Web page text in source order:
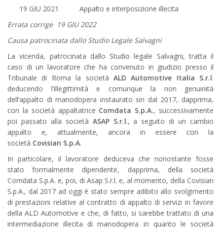
19 GIU 2021
Appalto e interposizione illecita
Errata corrige 19 GIU 2022
Causa patrocinata dallo Studio Legale Salvagni
La vicenda, patrocinata dallo Studio legale Salvagni, tratta il
caso di un lavoratore che ha convenuto in giudizio presso il
Tribunale di Roma la società ALD Automotive Italia S.r.l.
deducendo l’illegittimità e comunque la non genuinità
dell’appalto di manodopera instaurato sin dal 2017, dapprima,
con la società appaltatrice Comdata S.p.A., successivamente
poi passato alla società ASAP S.r.l., a seguito di un cambio
appalto e, attualmente, ancora in essere con la
società Covisian S.p.A.
In particolare, il lavoratore deduceva che nonostante fosse
stato formalmente dipendente, dapprima, della società
Comdata S.p.A. e, poi, di Asap S.r.l. e, al momento, della Covisian
S.p.A., dal 2017 ad oggi è stato sempre adibito allo svolgimento
di prestazioni relative al contratto di appalto di servizi in favore
della ALD Automotive e che, di fatto, si sarebbe trattato di una
intermediazione illecita di manodopera in quanto le società